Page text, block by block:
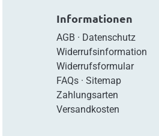
Informationen
AGB · Datenschutz
Widerrufsinformation
Widerrufsformular
FAQs· Sitemap
Zahlungsarten
Versandkosten